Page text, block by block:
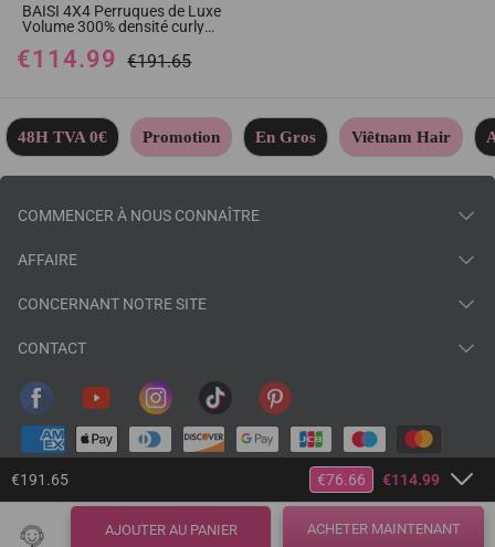
AJOUTER AU PANIER ACHETER MAINTENANT
€191.65 €76.66 €114.99
BAISI 4X4 Perruques de Luxe
Volume 300% densité curly
vièges 14 Pouces en 100%
Cheveux Humains
€114.99 €191.65
48H TVA 0€ Promotion En Gros Viêtnam Hair
COMMENCER À NOUS CONNAÎTRE
AFFAIRE
CONCERNANT NOTRE SITE
CONTACT
© 2026